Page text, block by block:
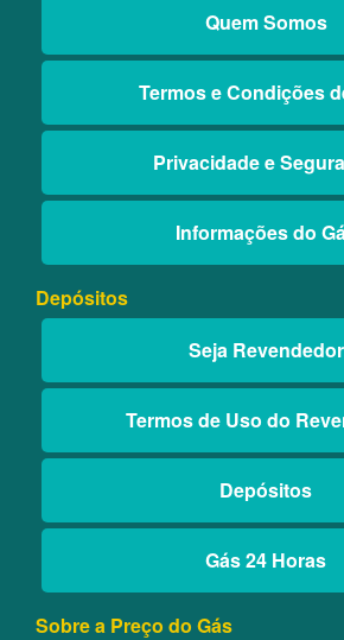
Quem Somos
Termos e Condições
Privacidade e
Informações do
Depósitos
Seja Revendedor
Termos de Uso do
Depósitos
Gás 24 Horas
Sobre a Preço do Gás